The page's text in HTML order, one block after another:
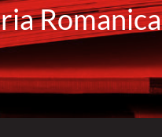
Romanica